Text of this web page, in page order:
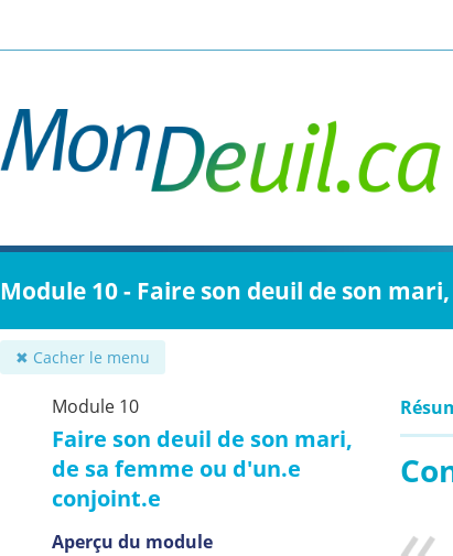
contenu
Module 10 - Faire son deuil de son
✖ Cacher le menu
Module 10
Faire son deuil de son mari,
de sa femme ou d'un.e
conjoint.e
Aperçu du module